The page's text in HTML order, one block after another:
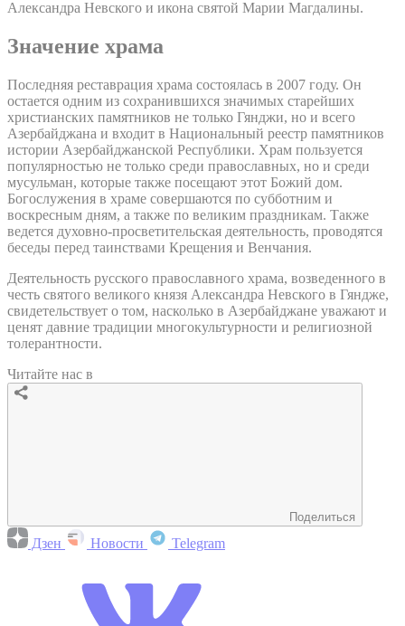
Александра Невского и икона святой Марии Магдалины.
Значение храма
Последняя реставрация храма состоялась в 2007 году. Он
остается одним из сохранившихся значимых старейших
христианских памятников не только Гянджи, но и всего
Азербайджана и входит в Национальный реестр памятников
истории Азербайджанской Республики. Храм пользуется
популярностью не только среди православных, но и среди
мусульман, которые также посещают этот Божий дом.
Богослужения в храме совершаются по субботним и
воскресным дням, а также по великим праздникам. Также
ведется духовно-просветительская деятельность, проводятся
беседы перед таинствами Крещения и Венчания.
Деятельность русского православного храма, возведенного в
честь святого великого князя Александра Невского в Гяндже,
свидетельствует о том, насколько в Азербайджане уважают и
ценят давние традиции многокультурности и религиозной
толерантности.
Читайте нас в
Поделиться
Дзен Новости Telegram